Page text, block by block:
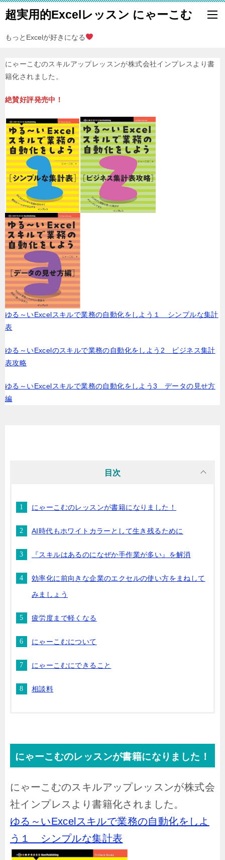
超実用的Excelレッスン にゃーこむ
もっとExcelが好きになる
にゃーこむのスキルアップレッスンが株式会社インプレスより書
籍化されました。
絶賛好評発売中！
ゆる～いExcelスキルで業務の自動化をしよう１ シンプルな集計
表
ゆる～いExcelのスキルで業務の自動化をしよう2 ビジネス集計
表攻略
ゆる～いExcelスキルで業務の自動化をしよう3 データの見せ方
編
目次
にゃーこむのレッスンが書籍になりました！
AI時代もホワイトカラーとして生き残るために
『スキルはあるのになぜか手作業が多い』を解消
効率化に前向きな企業のエクセルの使い方をまねして
みましょう
疲労度まで軽くなる
にゃーこむについて
にゃーこむにできること
相談料
にゃーこむのレッスンが書籍になりました！
にゃーこむのスキルアップレッスンが株式会
社インプレスより書籍化されました。
ゆる～いExcelスキルで業務の自動化をしよ
う１ シンプルな集計表